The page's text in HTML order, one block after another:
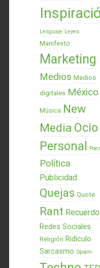
Lenguaje Leyes
Manifesto
Marketing
Medios Medios
digitales México
Música New
Media Ocio
Personal
Política
Publicidad
Quejas Quote
Rant
Redes Sociales
Religión Ridículo
Sarcasmo Spam